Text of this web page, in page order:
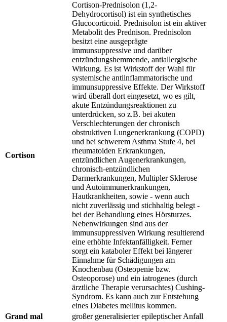
Cortison
Cortison-Prednisolon (1,2-
Dehydrocortisol) ist ein synthetisches
Glucocorticoid. Prednisolon ist ein aktiver
Metabolit des Prednison. Prednisolon
besitzt eine ausgeprägte
immunsuppressive und darüber
entzündungshemmende, antiallergische
Wirkung. Es ist Wirkstoff der Wahl für
systemische antiinflammatorische und
immunsuppressive Effekte. Der Wirkstoff
wird überall dort eingesetzt, wo es gilt,
akute Entzündungsreaktionen zu
unterdrücken, so z.B. bei akuten
Verschlechterungen der chronisch
obstruktiven Lungenerkrankung (COPD)
und bei schwerem Asthma Stufe 4, bei
rheumatoiden Erkrankungen,
entzündlichen Augenerkrankungen,
chronisch-entzündlichen
Darmerkrankungen, Multipler Sklerose
und Autoimmunerkrankungen,
Hautkrankheiten, sowie - wenn auch
nicht zuverlässig und stichhaltig belegt -
bei der Behandlung eines Hörsturzes.
Nebenwirkungen sind aus der
immunsuppressiven Wirkung resultierend
eine erhöhte Infektanfälligkeit. Ferner
sorgt ein kataboler Effekt bei längerer
Einnahme für Schädigungen am
Knochenbau (Osteopenie bzw.
Osteoporose) und ein iatrogenes (durch
ärztliche Therapie verursachtes) Cushing-
Syndrom. Es kann auch zur Entstehung
eines Diabetes mellitus kommen.
Grand mal
großer generalisierter epileptischer Anfall